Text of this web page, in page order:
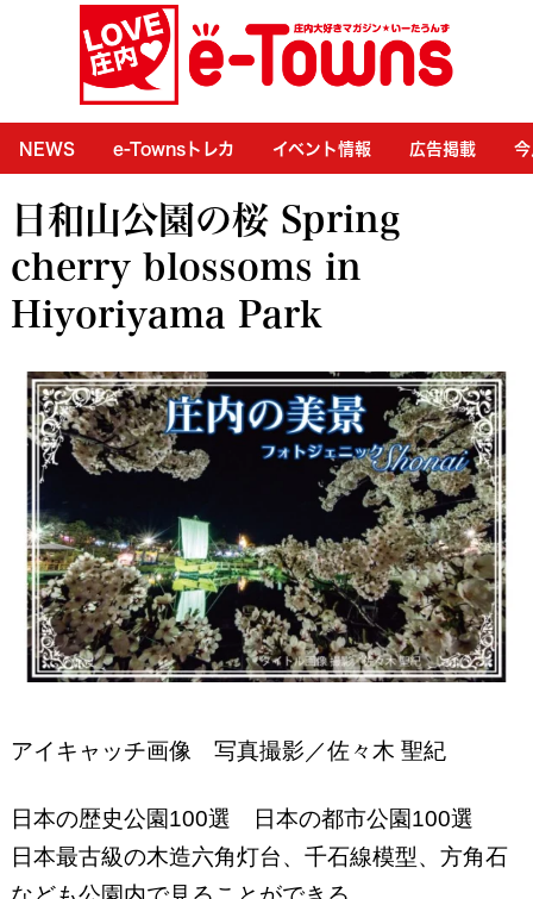
NEWS e-Townsトレカ イベント情報 広告掲載
日和山公園の桜 Spring
cherry blossoms in
Hiyoriyama Park
アイキャッチ画像 写真撮影／佐々木 聖紀
日本の歴史公園100選 日本の都市公園100選
日本最古級の木造六角灯台、千石線模型、方角石